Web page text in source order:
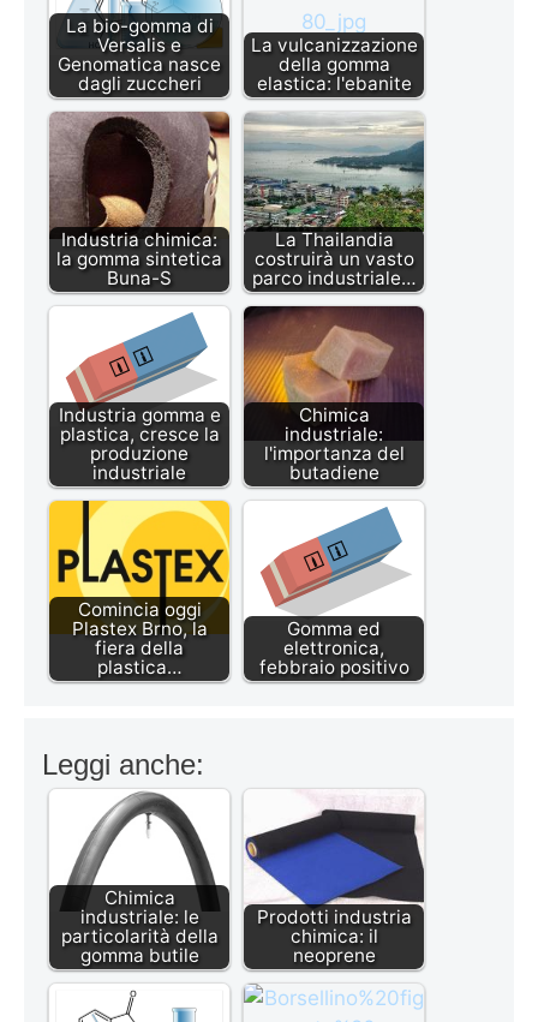
La bio-gomma di
Versalis e
Genomatica nasce
dagli zuccheri
La vulcanizzazione
della gomma
elastica: l'ebanite
Industria chimica:
la gomma sintetica
Buna-S
La Thailandia
costruirà un vasto
parco industriale…
Industria gomma e
plastica, cresce la
produzione
industriale
Chimica
industriale:
l'importanza del
butadiene
Comincia oggi
Plastex Brno, la
fiera della
plastica…
Gomma ed
elettronica,
febbraio positivo
Leggi anche:
Chimica
industriale: le
particolarità della
gomma butile
Prodotti industria
chimica: il
neoprene